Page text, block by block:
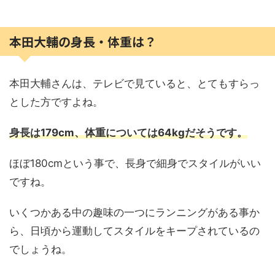
本田大輔の身長・体重は？
本田大輔さんは、テレビで見ていると、とてもすらっ
とした方ですよね。
身長は179cm、体重については64kgだそうです。
ほぼ180cmという事で、長身で細身でスタイルがいい
ですね。
いくつかある中の趣味の一つにランニングがある事か
ら、日頃から運動してスタイルをキープされているの
でしょうね。